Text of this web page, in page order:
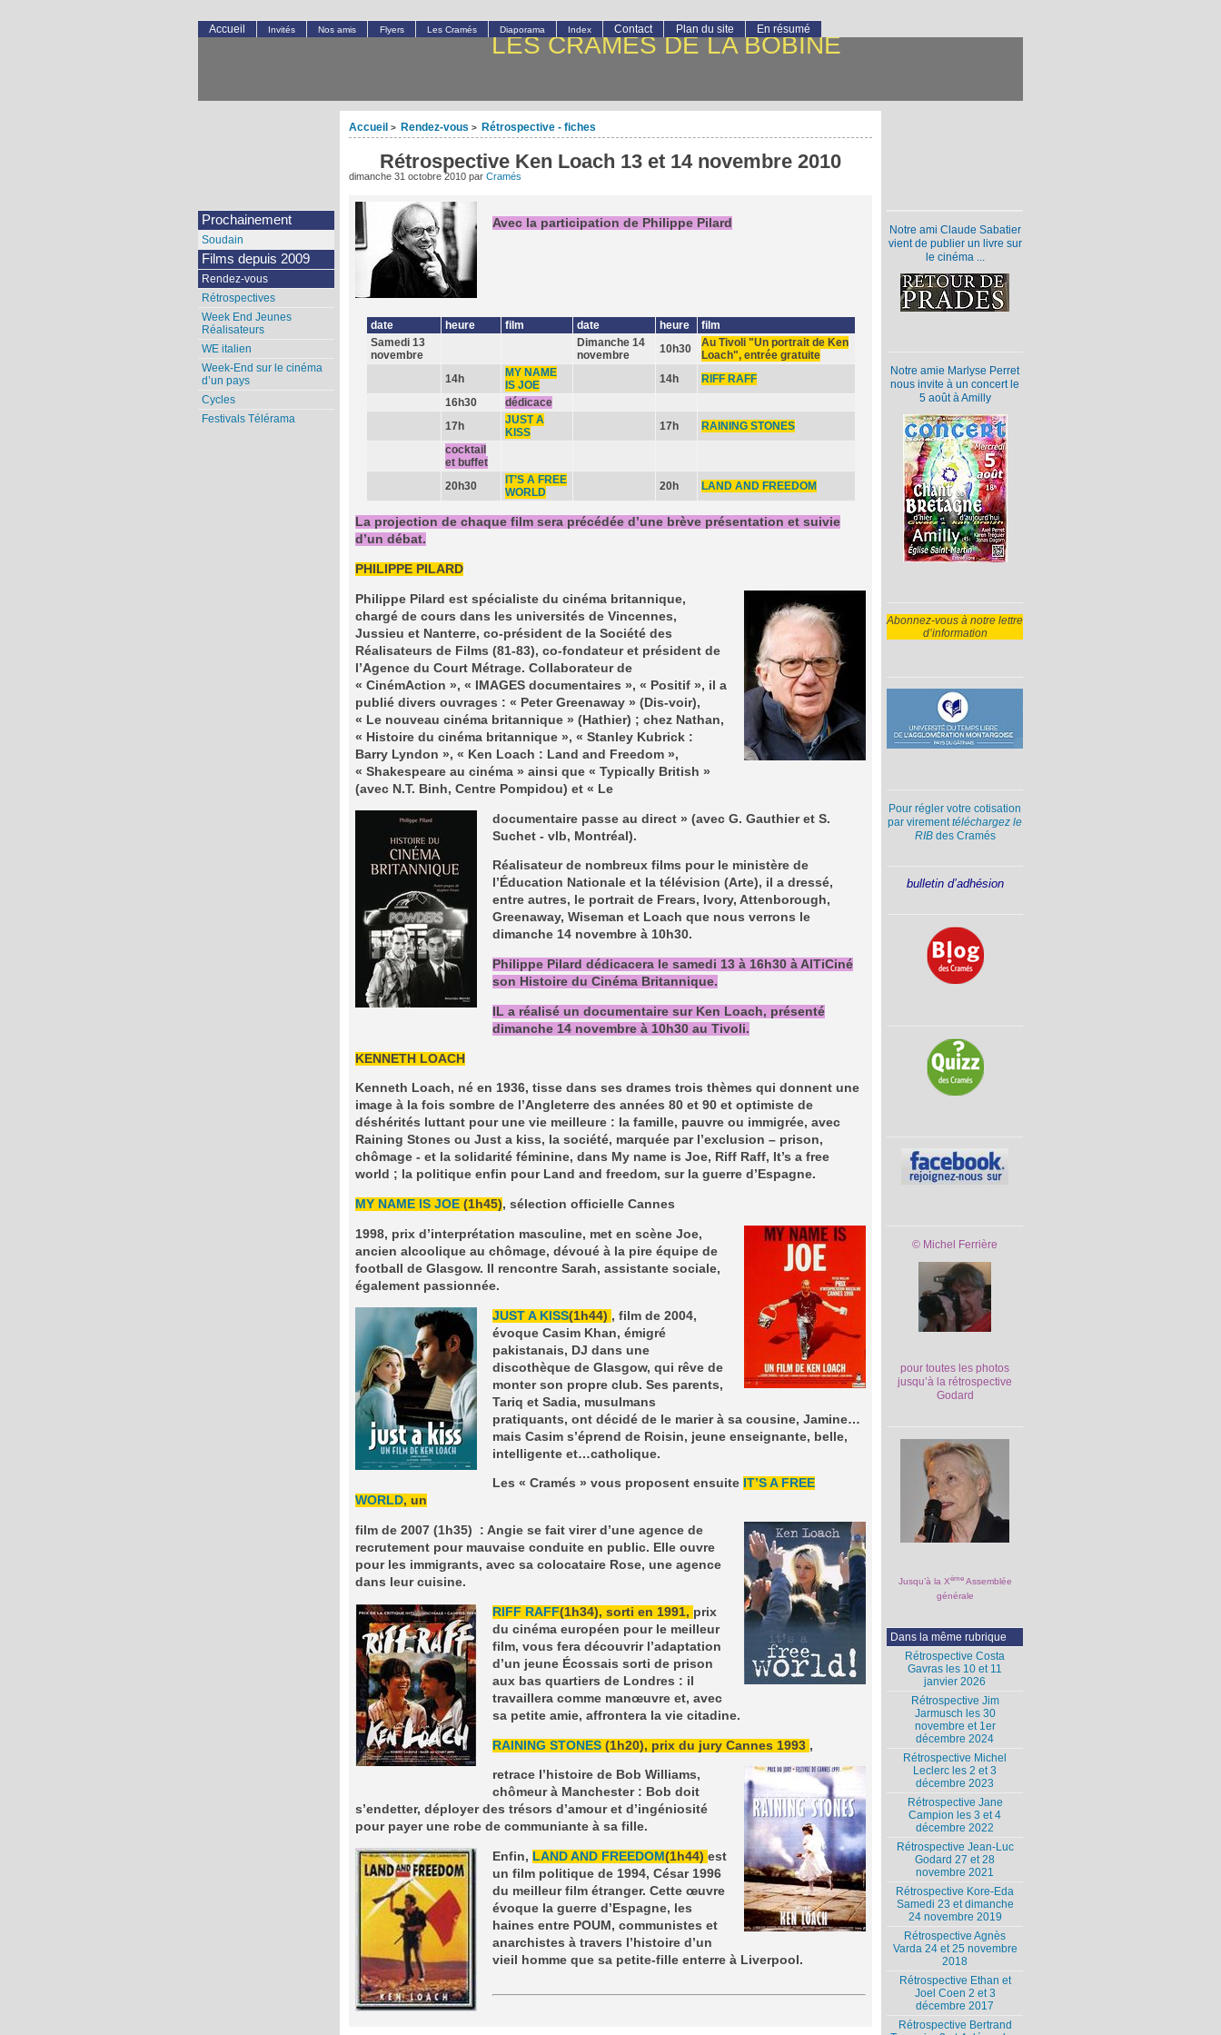
LES CRAMÉS DE LA BOBINE
Accueil > Rendez-vous > Rétrospective - fiches
Rétrospective Ken Loach 13 et 14 novembre 2010
dimanche 31 octobre 2010 par Cramés
Avec la participation de Philippe Pilard
date heure film date heure
film
Samedi 13
novembre
Dimanche 14
novembre
10h30
Au Tivoli "Un portrait de Ken
Loach", entrée gratuite
14h
MY NAME
IS JOE
14h
RIFF RAFF
16h30
dédicace
17h
JUST A
KISS
17h
RAINING STONES
cocktail
et buffet
20h30
IT’S A FREE
WORLD
20h LAND AND FREEDOM
La projection de chaque film sera précédée d’une brève présentation et suivie
d’un débat.
PHILIPPE PILARD
Philippe Pilard est spécialiste du cinéma britannique,
chargé de cours dans les universités de Vincennes,
Jussieu et Nanterre, co-président de la Société des
Réalisateurs de Films (81-83), co-fondateur et président de
l’Agence du Court Métrage. Collaborateur de
« CinémAction », « IMAGES documentaires », « Positif », il a
publié divers ouvrages : « Peter Greenaway » (Dis-voir),
« Le nouveau cinéma britannique » (Hathier) ; chez Nathan,
« Histoire du cinéma britannique », « Stanley Kubrick :
Barry Lyndon », « Ken Loach : Land and Freedom »,
« Shakespeare au cinéma » ainsi que « Typically British »
(avec N.T. Binh, Centre Pompidou) et « Le
documentaire passe au direct » (avec G. Gauthier et S.
Suchet - vlb, Montréal).
Réalisateur de nombreux films pour le ministère de
l’Éducation Nationale et la télévision (Arte), il a dressé,
entre autres, le portrait de Frears, Ivory, Attenborough,
Greenaway, Wiseman et Loach que nous verrons le
dimanche 14 novembre à 10h30.
Philippe Pilard dédicacera le samedi 13 à 16h30 à AlTiCiné
son Histoire du Cinéma Britannique.
IL a réalisé un documentaire sur Ken Loach, présenté
dimanche 14 novembre à 10h30 au Tivoli.
KENNETH LOACH
Kenneth Loach, né en 1936, tisse dans ses drames trois thèmes qui donnent une
image à la fois sombre de l’Angleterre des années 80 et 90 et optimiste de
déshérités luttant pour une vie meilleure : la famille, pauvre ou immigrée, avec
Raining Stones ou Just a kiss, la société, marquée par l’exclusion – prison,
chômage - et la solidarité féminine, dans My name is Joe, Riff Raff, It’s a free
world ; la politique enfin pour Land and freedom, sur la guerre d’Espagne.
MY NAME IS JOE(1h45), sélection officielle Cannes
1998, prix d’interprétation masculine, met en scène Joe,
ancien alcoolique au chômage, dévoué à la pire équipe de
football de Glasgow. Il rencontre Sarah, assistante sociale,
également passionnée.
JUST A KISS(1h44) , film de 2004,
évoque Casim Khan, émigré
pakistanais, DJ dans une
discothèque de Glasgow, qui rêve de
monter son propre club. Ses parents,
Tariq et Sadia, musulmans
pratiquants, ont décidé de le marier à sa cousine, Jamine…
mais Casim s’éprend de Roisin, jeune enseignante, belle,
intelligente et…catholique.
Les « Cramés » vous proposent ensuite IT’S A FREE
WORLD, un
film de 2007 (1h35) : Angie se fait virer d’une agence de
recrutement pour mauvaise conduite en public. Elle ouvre
pour les immigrants, avec sa colocataire Rose, une agence
dans leur cuisine.
RIFF RAFF(1h34), sorti en 1991, prix
du cinéma européen pour le meilleur
film, vous fera découvrir l’adaptation
d’un jeune Écossais sorti de prison
aux bas quartiers de Londres : il
travaillera comme manœuvre et, avec
sa petite amie, affrontera la vie citadine.
RAINING STONES (1h20), prix du jury Cannes 1993 ,
retrace l’histoire de Bob Williams,
chômeur à Manchester : Bob doit
s’endetter, déployer des trésors d’amour et d’ingéniosité
pour payer une robe de communiante à sa fille.
Enfin, LAND AND FREEDOM(1h44)est
un film politique de 1994, César 1996
du meilleur film étranger. Cette œuvre
évoque la guerre d’Espagne, les
haines entre POUM, communistes et
anarchistes à travers l’histoire d’un
vieil homme que sa petite-fille enterre à Liverpool.
Notre ami Claude Sabatier
vient de publier un livre sur
le cinéma ...
Notre amie Marlyse Perret
nous invite à un concert le
5 août à Amilly
Abonnez-vous à notre lettre
d’information
Pour régler votre cotisation
par virementtéléchargez le
RIBdes Cramés
bulletin d’adhésion
© Michel Ferrière
pour toutes les photos
jusqu’à la rétrospective
Godard
Jusqu’à la XèmeAssemblée
générale
Dans la même rubrique
Rétrospective Costa
Gavras les 10 et 11
janvier 2026
Rétrospective Jim
Jarmusch les 30
novembre et 1er
décembre 2024
Rétrospective Michel
Leclerc les 2 et 3
décembre 2023
Rétrospective Jane
Campion les 3 et 4
décembre 2022
Rétrospective Jean-Luc
Godard 27 et 28
novembre 2021
Rétrospective Kore-Eda
Samedi 23 et dimanche
24 novembre 2019
Rétrospective Agnès
Varda 24 et 25 novembre
2018
Rétrospective Ethan et
Joel Coen 2 et 3
décembre 2017
Rétrospective Bertrand
Accueil Invités Nos amis Flyers Les Cramés Diaporama Index Contact Plan du site En résumé
Prochainement
Soudain
Films depuis 2009
Rendez-vous
Rétrospectives
Week End Jeunes
Réalisateurs
WE italien
Week-End sur le cinéma
d’un pays
Cycles
Festivals Télérama